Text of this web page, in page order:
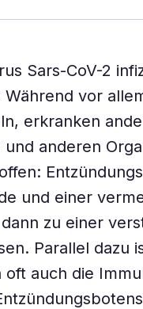
Sars-CoV-2
vor
erkranken
und anderen
und einer
zu einer
Parallel dazu
auch die